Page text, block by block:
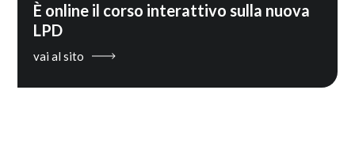
È online il corso interattivo sulla nuova
LPD
vai al sito